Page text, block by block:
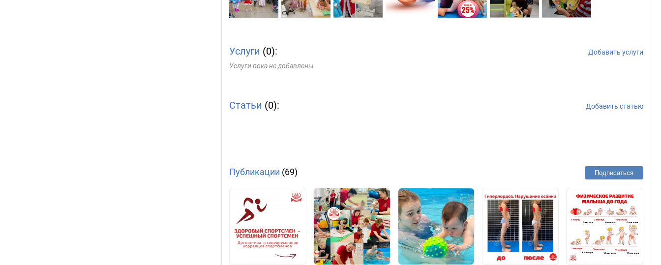
Услуги (0):
Добавить услуги
Услуги пока не добавлены
Статьи (0): Добавить статью
Публикации (69) Подписаться